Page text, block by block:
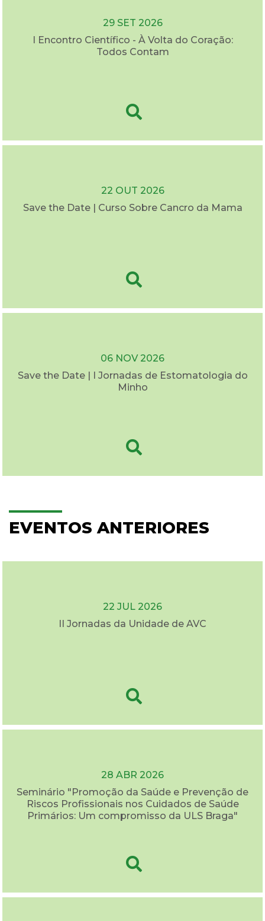
29 SET 2026
I Encontro Científico - À Volta do Coração:
Todos Contam
22 OUT 2026
Save the Date | Curso Sobre Cancro da Mama
06 NOV 2026
Save the Date | I Jornadas de Estomatologia do
Minho
EVENTOS ANTERIORES
22 JUL 2026
II Jornadas da Unidade de AVC
28 ABR 2026
Seminário "Promoção da Saúde e Prevenção de
Riscos Profissionais nos Cuidados de Saúde
Primários: Um compromisso da ULS Braga"